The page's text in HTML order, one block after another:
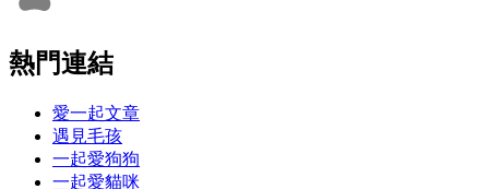
熱門連結
愛一起文章
遇見毛孩
一起愛狗狗
一起愛貓咪